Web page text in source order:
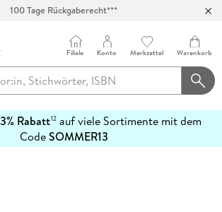
100 Tage Rückgaberecht***
Filiale Konto Merkzettel Warenkorb
Rabatt12auf viele Sortimente mit dem
CodeSOMMER13